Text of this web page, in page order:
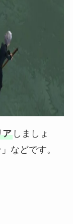
アしましょ
などです。